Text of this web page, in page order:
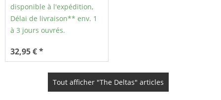
disponible à l'expédition,
Délai de livraison** env. 1
à 3 jours ouvrés.
32,95 € *
Tout afficher "The Deltas" articles